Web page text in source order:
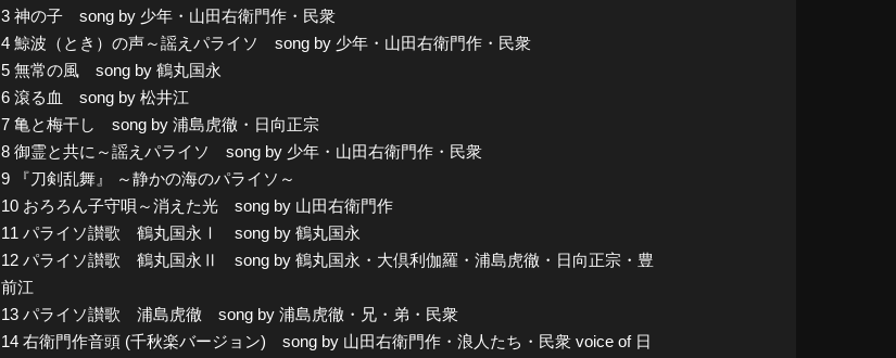
3 神の子 song by 少年・山田右衛門作・民衆
4 鯨波（とき）の声～謡えパライソ song by 少年・山田右衛門作・民衆
5 無常の風 song by 鶴丸国永
6 滾る血 song by 松井江
7 亀と梅干し song by 浦島虎徹・日向正宗
8 御霊と共に～謡えパライソ song by 少年・山田右衛門作・民衆
9 『刀剣乱舞』 ～静かの海のパライソ～
10 おろろん子守唄～消えた光 song by 山田右衛門作
11 パライソ讃歌 鶴丸国永Ⅰ song by 鶴丸国永
12 パライソ讃歌 鶴丸国永Ⅱ song by 鶴丸国永・大倶利伽羅・浦島虎徹・日向正宗・豊
前江
13 パライソ讃歌 浦島虎徹 song by 浦島虎徹・兄・弟・民衆
14 右衛門作音頭 (千秋楽バージョン) song by 山田右衛門作・浪人たち・民衆 voice of 日